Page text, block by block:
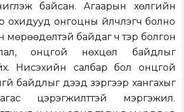
чиглэж байсан. Агаарын хөлгийн
охидууд онгоцны үйлчлэгч болно
мөрөөдөлтэй байдаг ч тэр болгон
онцгой нөхцөл байдлыг
Нисэхийн салбар бол онцгой
байдлыг дээд зэргээр хангахыг
цэрэгжилттэй мэргэжил.